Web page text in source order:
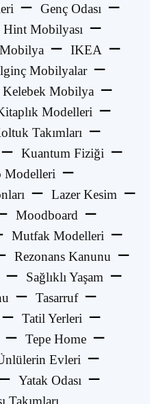
Genç Odası
Hint Mobilyası
IKEA
Mobilyalar
Kelebek Mobilya
Modelleri
Takımları
Kuantum Fiziği
Modelleri
Lazer Kesim
Moodboard
Mutfak Modelleri
Rezonans Kanunu
Sağlıklı Yaşam
Tasarruf
Tatil Yerleri
Tepe Home
Evleri
Yatak Odası
Takımları